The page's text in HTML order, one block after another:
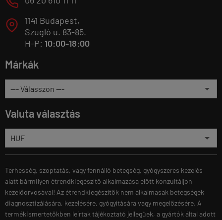
T
1141 Budapest,
Szugló u. 83-85.
H-P: 10:00-18:00
Márkák
Valuta választás
Terhesség, szoptatás, vagy fennálló betegség, gyógyszeres kezelés
alatt bármilyen étrendkiegészítő alkalmazása előtt konzultáljon
kezelőorvosával! Az étrendkiegészítők nem alkalmasak betegségek
diagnosztizálására, kezelésére, gyógyítására vagy megelőzésére. A
termékismertetőkben leírtak tájékoztató jellegűek, a gyártók által adott